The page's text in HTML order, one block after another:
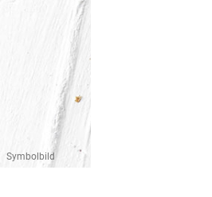
Symbolbild